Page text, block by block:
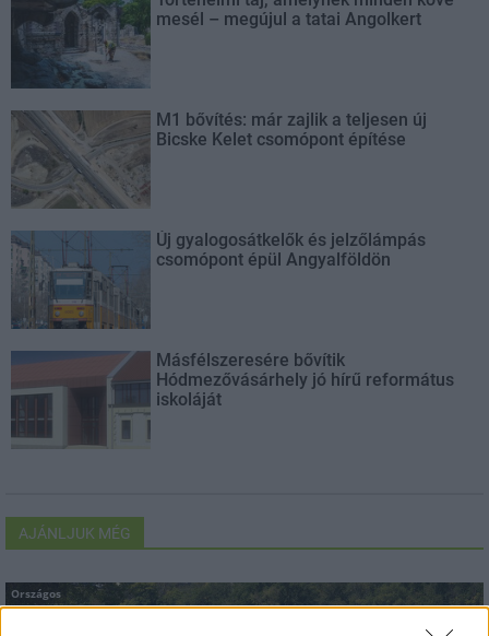
mesél – megújul a tatai Angolkert
M1 bővítés: már zajlik a teljesen új
Bicske Kelet csomópont építése
Új gyalogosátkelők és jelzőlámpás
csomópont épül Angyalföldön
Másfélszeresére bővítik
Hódmezővásárhely jó hírű református
iskoláját
AJÁNLJUK MÉG
Országos